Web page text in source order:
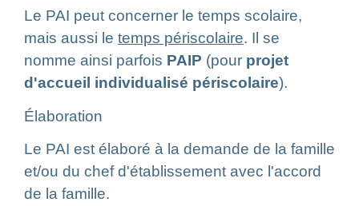
Le PAI peut concerner le temps scolaire,
mais aussi le temps périscolaire. Il se
nomme ainsi parfois PAIP (pour projet
d'accueil individualisé périscolaire).
Élaboration
Le PAI est élaboré à la demande de la famille
et/ou du chef d'établissement avec l'accord
de la famille.